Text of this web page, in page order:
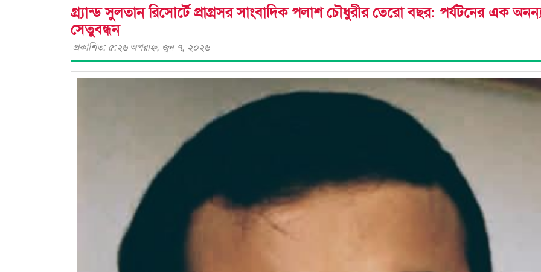
গ্র্যান্ড সুলতান রিসোর্টে প্রাগ্রসর সাংবাদিক পলাশ চৌধুরীর তেরো বছর: পর্যটনের এক
সেতুবন্ধন
প্রকাশিত: ৫:২৬ অপরাহ্ণ, জুন ৭, ২০২৬